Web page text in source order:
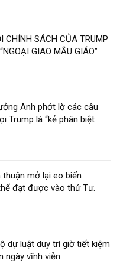
CHÍNH SÁCH CỦA TRUMP
GIAO MẪU GIÁO”
Anh phớt lờ các câu
Trump là “kẻ phân biệt
thuận mở lại eo biển
đạt được vào thứ Tư.
dự luật duy trì giờ tiết kiệm
ngày vĩnh viễn